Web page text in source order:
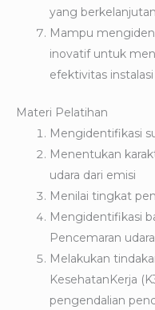
yang
Mampu
inovatif untuk
efektivitas
Materi Pelatihan
Mengidentifikasi
Menentukan
udara dari emisi
Menilai tingkat
Mengidentifikasi
Pencemaran
Melakukan
KesehatanKerja
pengendalian